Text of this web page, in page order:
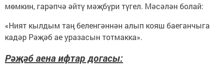
мөмкин, гарәпчә әйтү мәҗбүри түгел. Мәсәлән болай:
«Ният кылдым таң беленгәннән алып кояш баеганчыга
кадәр Рәҗәб ае уразасын тотмакка».
Рәҗәб аена ифтар догасы: